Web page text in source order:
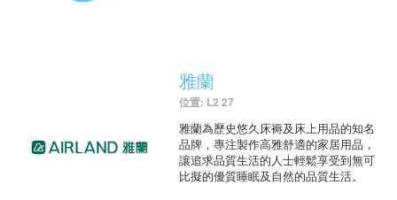
雅蘭
位置: L2 27
雅蘭為歷史悠久床褥及床上用品的知名
品牌，專注製作高雅舒適的家居用品，
讓追求品質生活的人士輕鬆享受到無可
比擬的優質睡眠及自然的品質生活。